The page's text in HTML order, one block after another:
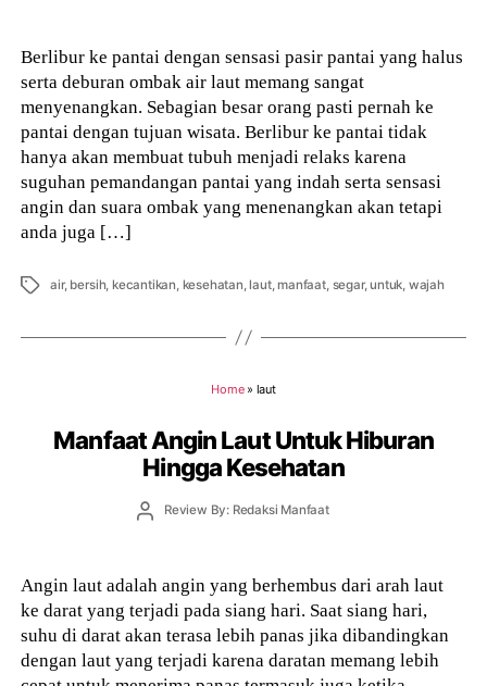
Berlibur ke pantai dengan sensasi pasir pantai yang halus
serta deburan ombak air laut memang sangat
menyenangkan. Sebagian besar orang pasti pernah ke
pantai dengan tujuan wisata. Berlibur ke pantai tidak
hanya akan membuat tubuh menjadi relaks karena
suguhan pemandangan pantai yang indah serta sensasi
angin dan suara ombak yang menenangkan akan tetapi
anda juga […]
Tags air, bersih, kecantikan, kesehatan, laut,manfaat, segar,untuk, wajah
Home» laut
Manfaat Angin Laut Untuk Hiburan
Hingga Kesehatan
PostReview By: Redaksi Manfaat
Angin laut adalah angin yang berhembus dari arah laut
ke darat yang terjadi pada siang hari. Saat siang hari,
suhu di darat akan terasa lebih panas jika dibandingkan
dengan laut yang terjadi karena daratan memang lebih